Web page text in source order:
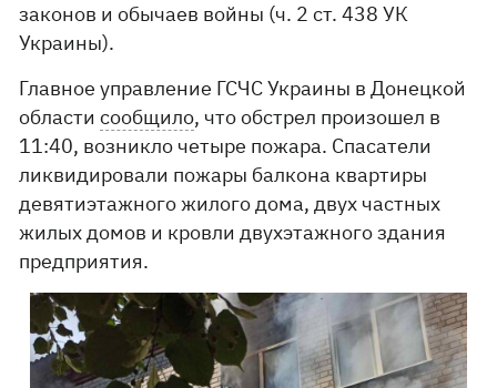
законов и обычаев войны (ч. 2 ст. 438 УК
Украины).
Главное управление ГСЧС Украины в Донецкой
областисообщило, что обстрел произошел в
11:40, возникло четыре пожара. Спасатели
ликвидировали пожары балкона квартиры
девятиэтажного жилого дома, двух частных
жилых домов и кровли двухэтажного здания
предприятия.